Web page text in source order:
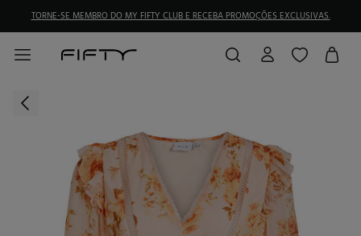
TORNE-SE MEMBRO DO MY FIFTY CLUB E RECEBA PROMOÇÕES EXCLUSIVAS.